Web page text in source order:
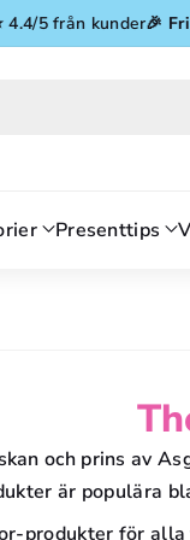
från kunder🎉Fri
Presenttips
P
R
O
och prins av
är populära
produkter för